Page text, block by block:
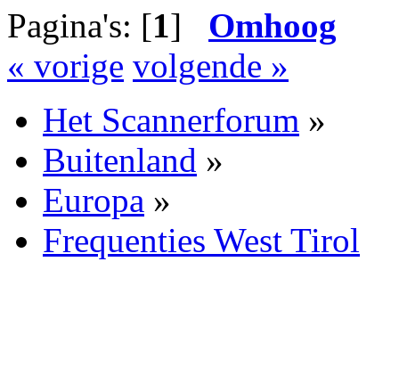
Pagina's: [1] Omhoog
« vorige volgende »
Het Scannerforum »
Buitenland »
Europa »
Frequenties West Tirol